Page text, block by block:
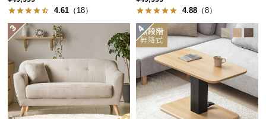
中
商
品
の
配
送
に
つ
4.61 （18）
4.88 （8）